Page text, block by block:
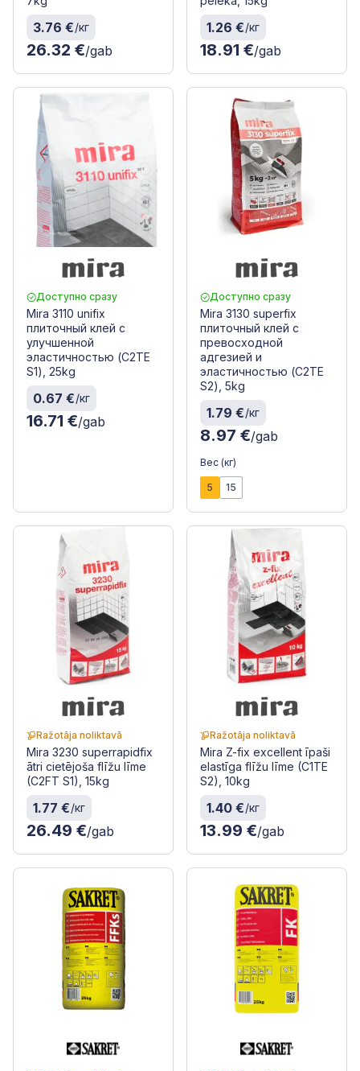
3.76 €/кг
26.32 €/gab
1.26 €/кг
18.91 €/gab
Доступно сразу
Mira 3110 unifix
плиточный клей с
улучшенной
эластичностью (C2TE
S1), 25kg
0.67 €/кг
16.71 €/gab
Доступно сразу
Mira 3130 superfix
плиточный клей с
превосходной
адгезией и
эластичностью (C2TE
S2), 5kg
1.79 €/кг
8.97 €/gab
Вес (кг)
5 15
Ražotāja noliktavā
Mira 3230 superrapidfix
ātri cietējoša flīžu līme
(C2FT S1), 15kg
1.77 €/кг
26.49 €/gab
Ražotāja noliktavā
Mira Z-fix excellent īpaši
elastīga flīžu līme (C1TE
S2), 10kg
1.40 €/кг
13.99 €/gab